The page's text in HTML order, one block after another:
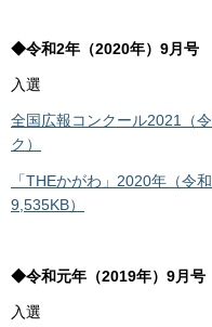
◆令和2年（2020年）9月号
入選
全国広報コンクール2021（
ク）
「THEかがわ」2020年（令
9,535KB）
◆令和元年（2019年）9月号
入選